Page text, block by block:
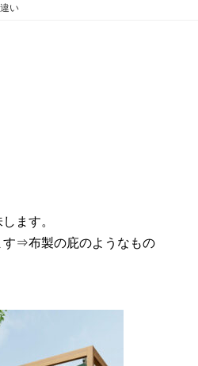
い
ます。
す⇒布製の庇のようなもの